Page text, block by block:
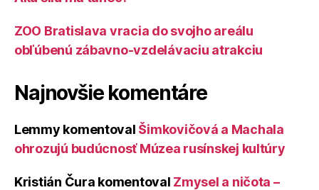
ZOO Bratislava vracia do svojho areálu
obľúbenú zábavno-vzdelávaciu atrakciu
Najnovšie komentáre
Lemmy komentoval Šimkovičová a Machala
ohrozujú budúcnosť Múzea rusínskej kultúry
Kristián Čura komentoval Zmysel a ničota –